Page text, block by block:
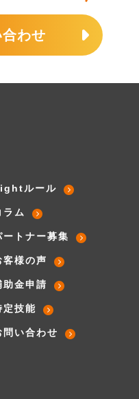
わせ
ルール
ラム
ートナー募集
客様の声
助金申請
定技能
問い合わせ